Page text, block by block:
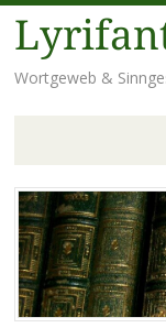
Wortgeweb &
Zum
Inhalt
springen